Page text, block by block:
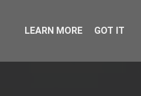
LEARN MORE GOT IT